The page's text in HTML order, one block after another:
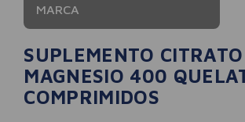
MARCA
SUPLEMENTO CITRATO
MAGNESIO 400
COMPRIMIDOS